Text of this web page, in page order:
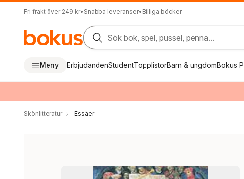
Fri frakt över 249 kr• Snabba leveranser• Billiga böcker
Sök bok, spel, pussel, penna...
Meny ErbjudandenStudentTopplistorBarn & ungdomBokus
Skönlitteratur Essäer